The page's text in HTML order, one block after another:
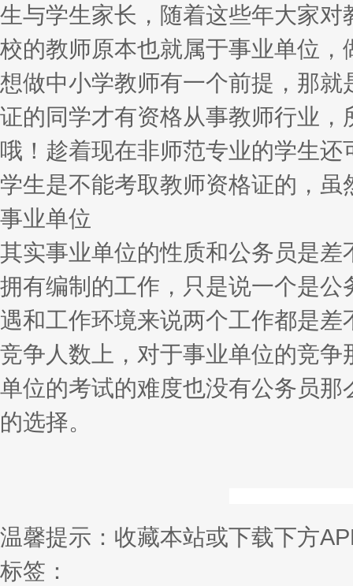
生与学生家长，随着这些年大家
校的教师原本也就属于事业单位
想做中小学教师有一个前提，那
证的同学才有资格从事教师行业
哦！趁着现在非师范专业的学生
学生是不能考取教师资格证的，
事业单位
其实事业单位的性质和公务员是
拥有编制的工作，只是说一个是
遇和工作环境来说两个工作都是
竞争人数上，对于事业单位的竞
单位的考试的难度也没有公务员
的选择。
温馨提示：收藏本站或下载下方
标签：